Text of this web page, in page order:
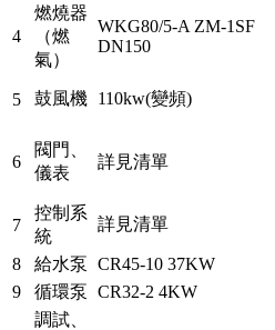
4
燃燒器
（燃
氣）
WKG80/5-A ZM-1SF
DN150
5 鼓風機 110kw(變頻)
6
閥門、
儀表
詳見清單
7
控制系
統
詳見清單
8 給水泵 CR45-10 37KW
9
循環泵 CR32-2 4KW
調試、